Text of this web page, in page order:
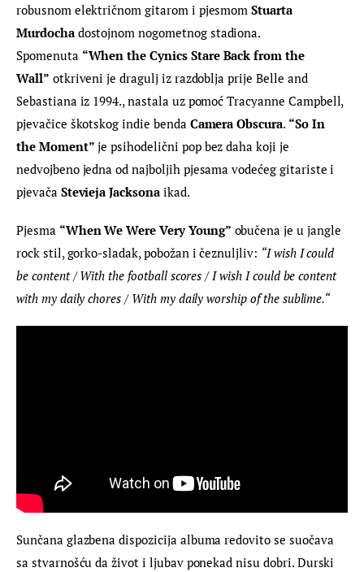
robusnom električnom gitarom i pjesmom Stuarta
Murdocha dostojnom nogometnog stadiona.
Spomenuta “When the Cynics Stare Back from the
Wall” otkriveni je dragulj iz razdoblja prije Belle and
Sebastiana iz 1994., nastala uz pomoć Tracyanne Campbell,
pjevačice škotskog indie benda Camera Obscura. “So In
the Moment” je psihodelični pop bez daha koji je
nedvojbeno jedna od najboljih pjesama vodećeg gitariste i
pjevača Stevieja Jacksona ikad.
Pjesma “When We Were Very Young” obučena je u jangle
rock stil, gorko-sladak, pobožan i čeznuljliv: “I wish I could
be content / With the football scores / I wish I could be content
with my daily chores / With my daily worship of the sublime.“
Sunčana glazbena dispozicija albuma redovito se suočava
sa stvarnošću da život i ljubav ponekad nisu dobri. Durski